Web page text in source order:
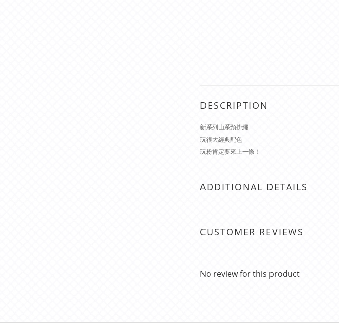
DESCRIPTION
新系列山系頸掛繩
玩很大經典配色
玩粉肯定要來上一條！
ADDITIONAL DETAILS
CUSTOMER REVIEWS
No review for this product